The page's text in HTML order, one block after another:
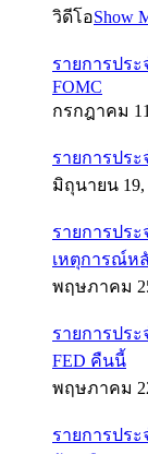
วิดีโอShow
รายการปร
FOMC
กรกฎาคม
รายการปร
มิถุนายน 19,
รายการปร
เหตุการณ์ห
พฤษภาคม
รายการปร
FED คืนนี้
พฤษภาคม
รายการปร